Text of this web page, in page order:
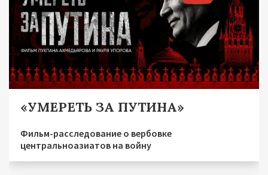
«УМЕРЕТЬ ЗА ПУТИНА»
Фильм-расследование о вербовке
центральноазиатов на войну